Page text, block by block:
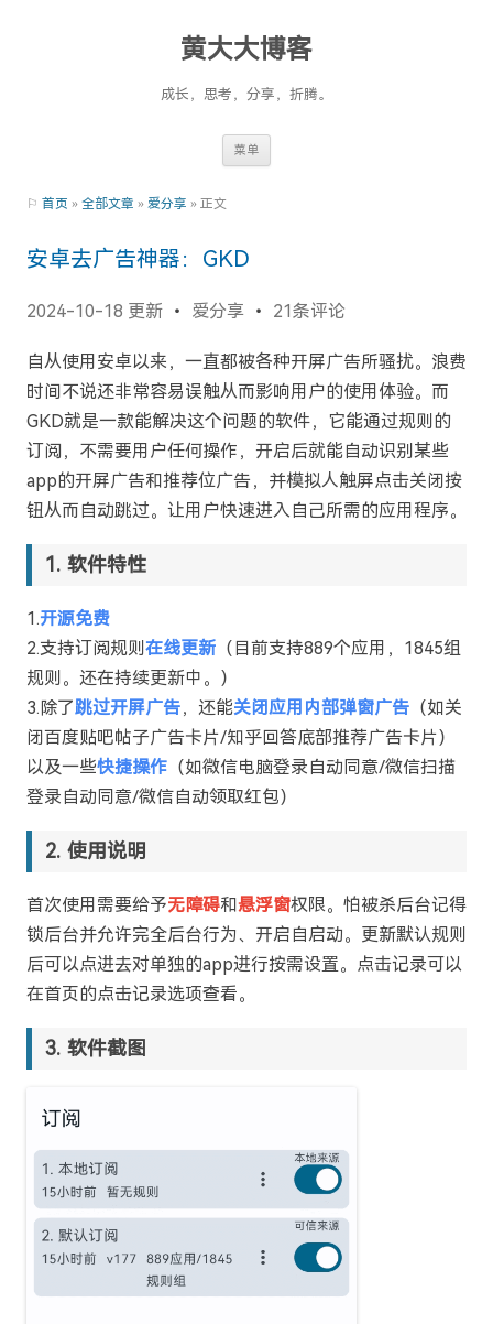
黄大大博客
成长，思考，分享，折腾。
菜单
⚐ 首页 » 全部文章 » 爱分享 » 正文
安卓去广告神器：GKD
2024-10-18 更新 爱分享 21条评论
自从使用安卓以来，一直都被各种开屏广告所骚扰。浪费
时间不说还非常容易误触从而影响用户的使用体验。而
GKD就是一款能解决这个问题的软件，它能通过规则的
订阅，不需要用户任何操作，开启后就能自动识别某些
app的开屏广告和推荐位广告，并模拟人触屏点击关闭按
钮从而自动跳过。让用户快速进入自己所需的应用程序。
软件特性
1.开源免费
2.支持订阅规则 在线更新 （目前支持889个应用，1845组
规则。还在持续更新中。）
3.除了跳过开屏广告，还能关闭应用内部弹窗广告 （如关
闭百度贴吧帖子广告卡片/知乎回答底部推荐广告卡片）
以及一些快捷操作 （如微信电脑登录自动同意/微信扫描
登录自动同意/微信自动领取红包）
使用说明
首次使用需要给予无障碍和悬浮窗权限。怕被杀后台记得
锁后台并允许完全后台行为、开启自启动。更新默认规则
后可以点进去对单独的app进行按需设置。点击记录可以
在首页的点击记录选项查看。
软件截图